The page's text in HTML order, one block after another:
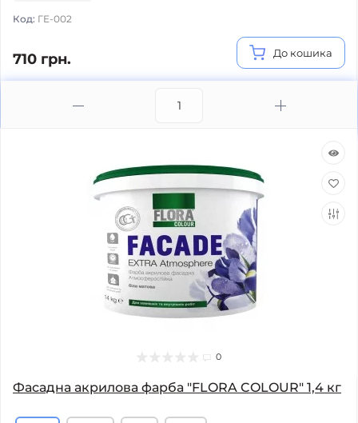
Код: ГЕ-002
710 грн. До кошика
0
Фасадна акрилова фарба "FLORA COLOUR" 1,4 кг